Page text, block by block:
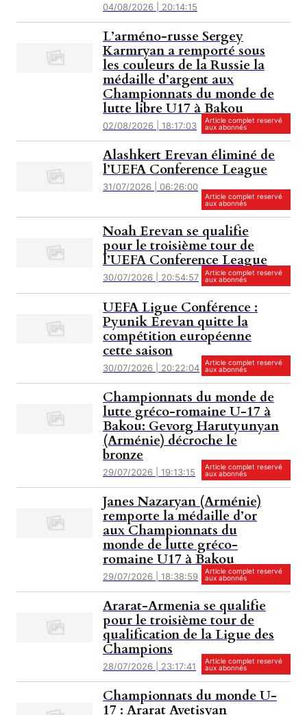
04/08/2026 | 20:14:15
L’arméno-russe Sergey
Karmryan a remporté sous
les couleurs de la Russie la
médaille d’argent aux
Championnats du monde de
lutte libre U17 à Bakou
02/08/2026 | 18:17:03
Article complet reservé
aux abonnés
Alashkert Erevan éliminé de
l’UEFA Conference League
31/07/2026 | 06:26:00
Article complet reservé
aux abonnés
Noah Erevan se qualifie
pour le troisième tour de
l’UEFA Conference League
30/07/2026 | 20:54:57
Article complet reservé
aux abonnés
UEFA Ligue Conférence :
Pyunik Erevan quitte la
compétition européenne
cette saison
30/07/2026 | 20:22:04
Article complet reservé
aux abonnés
Championnats du monde de
lutte gréco-romaine U-17 à
Bakou: Gevorg Harutyunyan
(Arménie) décroche le
bronze
29/07/2026 | 19:13:15
Article complet reservé
aux abonnés
Janes Nazaryan (Arménie)
remporte la médaille d’or
aux Championnats du
monde de lutte gréco-
romaine U17 à Bakou
29/07/2026 | 18:38:59
Article complet reservé
aux abonnés
Ararat-Armenia se qualifie
pour le troisième tour de
qualification de la Ligue des
Champions
28/07/2026 | 23:17:41
Article complet reservé
aux abonnés
Championnats du monde U-
17 : Ararat Avetisyan